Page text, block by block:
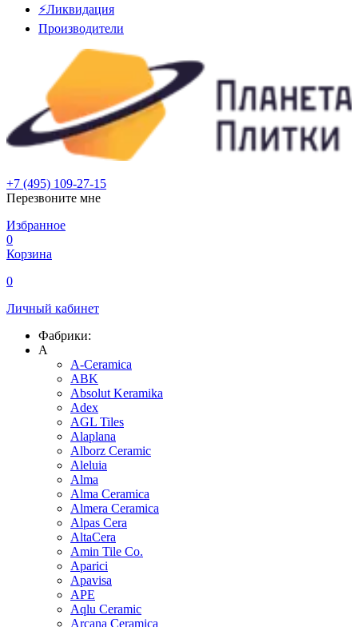
⚡Ликвидация
Производители
+7 (495) 109-27-15
Перезвоните мне
Избранное
0
Корзина
0
Личный кабинет
Фабрики:
A
A-Ceramica
ABK
Absolut Keramika
Adex
AGL Tiles
Alaplana
Alborz Ceramic
Aleluia
Alma
Alma Ceramica
Almera Ceramica
Alpas Cera
AltaCera
Amin Tile Co.
Aparici
Apavisa
APE
Aqlu Ceramic
Arcana Ceramica